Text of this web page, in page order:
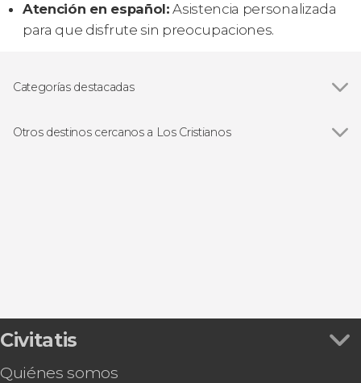
Atención en español: Asistencia personalizada
para que disfrute sin preocupaciones.
Categorías destacadas
Excursiones de un día
Otros destinos cercanos a Los Cristianos
Civitatis
Quiénes somos